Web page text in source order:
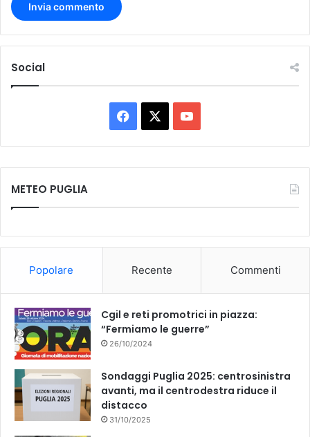
Social
Facebook You
Tube
METEO PUGLIA
Popolare Recente Commenti
Cgil e reti promotrici in piazza:
“Fermiamo le guerre”
26/10/2024
Sondaggi Puglia 2025: centrosinistra
avanti, ma il centrodestra riduce il
distacco
31/10/2025